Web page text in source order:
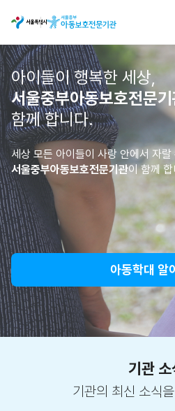
아이들이 행복한 세상,
서울중부아동보호전문
함께 합니다.
세상 모든 아이들이 사랑 안에서 자랄
서울중부아동보호전문기관이 함께 합
아동학대 알
기관 소
기관의 최신 소식